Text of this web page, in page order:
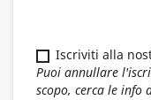
Iscriviti alla
Puoi annullare
scopo, cerca le info